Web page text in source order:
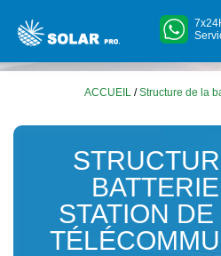
ACCUEIL /Structure de la
STATION